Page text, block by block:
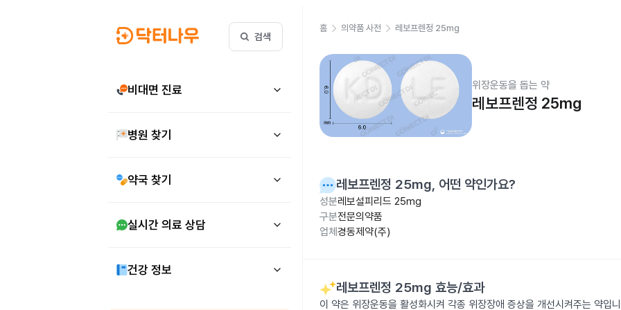
검색
비대면 진료
병원 찾기
약국 찾기
실시간 의료 상담
건강 정보
홈 의약품 사전 레보프렌정 25mg
위장운동을 돕는 약
레보프렌정 25mg
레보프렌정 25mg, 어떤 약인가요?
성분레보설피리드 25mg
구분전문의약품
업체 경동제약(주)
레보프렌정 25mg 효능/효과
이 약은 위장운동을 활성화시켜 각종 위장장애 증상을 개선시켜주는 약입